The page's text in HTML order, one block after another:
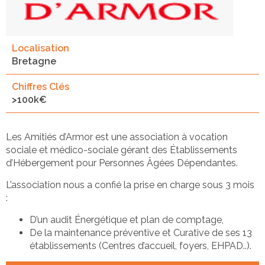
Localisation
Bretagne
Chiffres Clés
>100k€
Les Amitiés d’Armor est une association à vocation
sociale et médico-sociale gérant des Établissements
d’Hébergement pour Personnes Âgées Dépendantes.​
L’association nous a confié la prise en charge sous 3 mois
: ​
D’un audit Énergétique et plan de comptage,​
De la maintenance préventive et Curative de ses 13
établissements (Centres d’accueil, foyers, EHPAD..).